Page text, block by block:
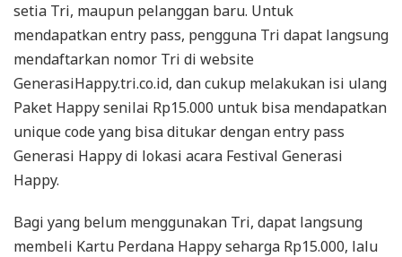
setia Tri, maupun pelanggan baru. Untuk
mendapatkan entry pass, pengguna Tri dapat langsung
mendaftarkan nomor Tri di website
GenerasiHappy.tri.co.id, dan cukup melakukan isi ulang
Paket Happy senilai Rp15.000 untuk bisa mendapatkan
unique code yang bisa ditukar dengan entry pass
Generasi Happy di lokasi acara Festival Generasi
Happy.
Bagi yang belum menggunakan Tri, dapat langsung
membeli Kartu Perdana Happy seharga Rp15.000, lalu